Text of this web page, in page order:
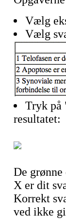
Vælg
Vælg
Tryk på
resultatet:
De
X er dit
Korrekt
ved ikke